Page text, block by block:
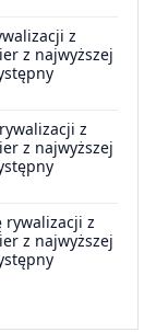
z
z najwyższej
z
z najwyższej
rywalizacji z
z najwyższej